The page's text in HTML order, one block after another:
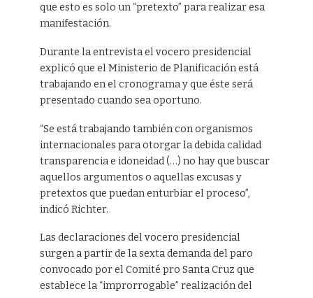
que esto es solo un “pretexto” para realizar esa
manifestación.
Durante la entrevista el vocero presidencial
explicó que el Ministerio de Planificación está
trabajando en el cronograma y que éste será
presentado cuando sea oportuno.
“Se está trabajando también con organismos
internacionales para otorgar la debida calidad
transparencia e idoneidad (…) no hay que buscar
aquellos argumentos o aquellas excusas y
pretextos que puedan enturbiar el proceso”,
indicó Richter.
Las declaraciones del vocero presidencial
surgen a partir de la sexta demanda del paro
convocado por el Comité pro Santa Cruz que
establece la “improrrogable” realización del